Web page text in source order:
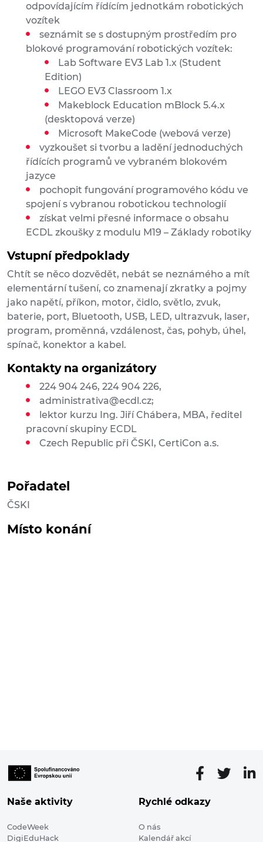
odpovídajícím řídícím jednotkám robotických
vozítek
seznámit se s dostupným prostředím pro
blokové programování robotických vozítek:
Lab Software EV3 Lab 1.x (Student
Edition)
LEGO EV3 Classroom 1.x
Makeblock Education mBlock 5.4.x
(desktopová verze)
Microsoft MakeCode (webová verze)
vyzkoušet si tvorbu a ladění jednoduchých
řídících programů ve vybraném blokovém
jazyce
pochopit fungování programového kódu ve
spojení s vybranou robotickou technologií
získat velmi přesné informace o obsahu
ECDL zkoušky z modulu M19 – Základy robotiky
Vstupní předpoklady
Chtít se něco dozvědět, nebát se neznámého a mít
elementární tušení, co znamenají zkratky a pojmy
jako napětí, příkon, motor, čidlo, světlo, zvuk,
baterie, port, Bluetooth, USB, LED, ultrazvuk, laser,
program, proměnná, vzdálenost, čas, pohyb, úhel,
spínač, konektor a kabel.
Kontakty na organizátory
224 904 246, 224 904 226,
administrativa@ecdl.cz;
lektor kurzu Ing. Jiří Chábera, MBA, ředitel
pracovní skupiny ECDL
Czech Republic při ČSKI, CertiCon a.s.
Pořadatel
ČSKI
Místo konání
Naše aktivity
CodeWeek
DigiEduHack
Rychlé odkazy
O nás
Kalendář akcí